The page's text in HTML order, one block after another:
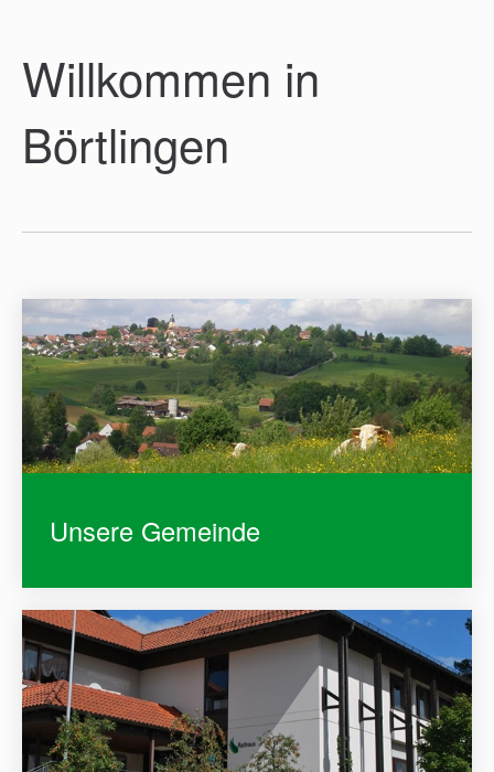
Willkommen in
Börtlingen
Unsere Gemeinde